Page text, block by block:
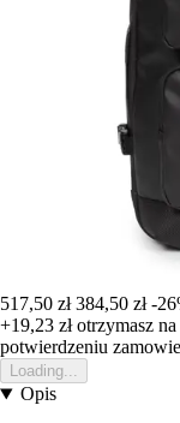
517,50 zł 384,50 zł -
+19,23 złotrzymasz
potwierdzeniu
Loading...
Opis